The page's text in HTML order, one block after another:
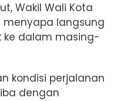
Wakil Wali Kota
menyapa langsung
ke dalam masing-
kondisi perjalanan
dengan